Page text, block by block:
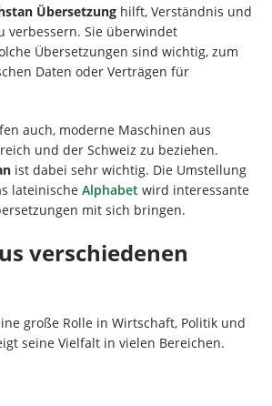
Übersetzung hilft, Verständnis und
verbessern. Sie überwindet
Übersetzungen sind wichtig, zum
Daten oder Verträgen für
auch, moderne Maschinen aus
und der Schweiz zu beziehen.
ist dabei sehr wichtig. Die Umstellung
lateinische Alphabet wird interessante
mit sich bringen.
verschiedenen
große Rolle in Wirtschaft, Politik und
seine Vielfalt in vielen Bereichen.